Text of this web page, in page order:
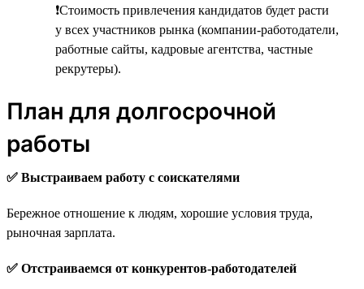
❗Стоимость привлечения кандидатов будет расти
у всех участников рынка (компании-работодатели,
работные сайты, кадровые агентства, частные
рекрутеры).
План для долгосрочной
работы
✅ Выстраиваем работу с соискателями
Бережное отношение к людям, хорошие условия труда,
рыночная зарплата.
✅ Отстраиваемся от конкурентов-работодателей